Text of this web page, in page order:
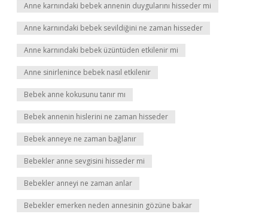
Anne karnındaki bebek annenin duygularını hisseder mi
Anne karnındaki bebek sevildiğini ne zaman hisseder
Anne karnındaki bebek üzüntüden etkilenir mi
Anne sinirlenince bebek nasıl etkilenir
Bebek anne kokusunu tanır mı
Bebek annenin hislerini ne zaman hisseder
Bebek anneye ne zaman bağlanır
Bebekler anne sevgisini hisseder mi
Bebekler anneyi ne zaman anlar
Bebekler emerken neden annesinin gözüne bakar